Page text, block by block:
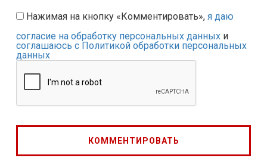
Нажимая на кнопку «Комментировать», я даю
согласие на обработку персональных данных и
соглашаюсь с Политикой обработки персональных
данных